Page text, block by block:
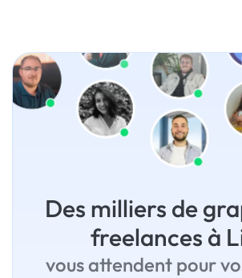
Des milliers de
freelances à
vous attendent pour